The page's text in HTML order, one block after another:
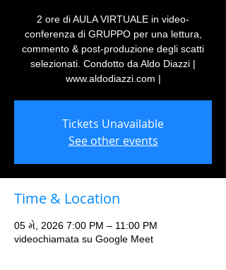
2 ore di AULA VIRTUALE in video-
conferenza di GRUPPO per una lettura,
commento & post-produzione degli scatti
selezionati. Condotto da Aldo Diazzi |
www.aldodiazzi.com |
Tickets Unavailable
See other events
Time & Location
05 મે, 2026 7:00 PM – 11:00 PM
videochiamata su Google Meet